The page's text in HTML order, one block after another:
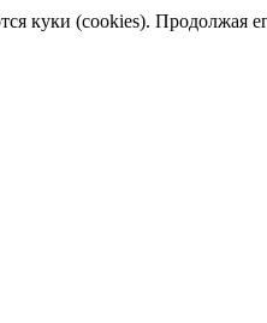
куки (cookies). Продолжая